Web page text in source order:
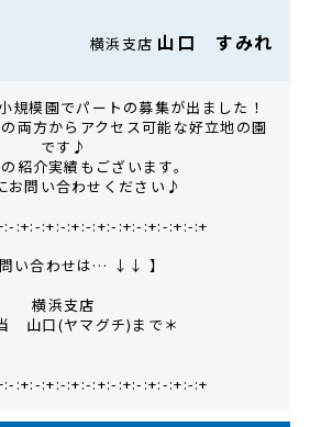
横浜支店 山口 すみれ
規模園でパートの募集が出ました！
両方からアクセス可能な好立地の園
です♪
紹介実績もございます。
お問い合わせください♪
:+:-:+:-:+:-:+:-:+:-:+:-:+:-:+
問い合わせは… ↓↓ 】
横浜支店
山口(ヤマグチ)まで＊
:+:-:+:-:+:-:+:-:+:-:+:-:+:-:+